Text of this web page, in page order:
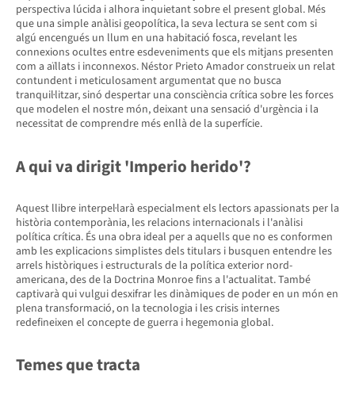
perspectiva lúcida i alhora inquietant sobre el present global. Més
que una simple anàlisi geopolítica, la seva lectura se sent com si
algú encengués un llum en una habitació fosca, revelant les
connexions ocultes entre esdeveniments que els mitjans presenten
com a aïllats i inconnexos. Néstor Prieto Amador construeix un relat
contundent i meticulosament argumentat que no busca
tranquil·litzar, sinó despertar una consciència crítica sobre les forces
que modelen el nostre món, deixant una sensació d'urgència i la
necessitat de comprendre més enllà de la superfície.
A qui va dirigit 'Imperio herido'?
Aquest llibre interpel·larà especialment els lectors apassionats per la
història contemporània, les relacions internacionals i l'anàlisi
política crítica. És una obra ideal per a aquells que no es conformen
amb les explicacions simplistes dels titulars i busquen entendre les
arrels històriques i estructurals de la política exterior nord-
americana, des de la Doctrina Monroe fins a l'actualitat. També
captivarà qui vulgui desxifrar les dinàmiques de poder en un món en
plena transformació, on la tecnologia i les crisis internes
redefineixen el concepte de guerra i hegemonia global.
Temes que tracta